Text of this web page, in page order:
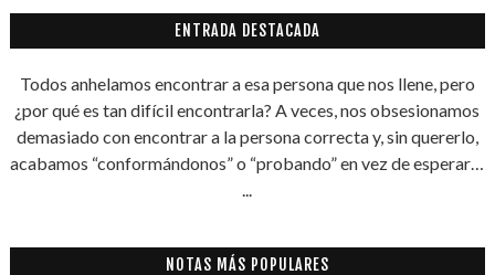
ENTRADA DESTACADA
Todos anhelamos encontrar a esa persona que nos llene, pero
¿por qué es tan difícil encontrarla? A veces, nos obsesionamos
demasiado con encontrar a la persona correcta y, sin quererlo,
acabamos “conformándonos” o “probando” en vez de esperar…
...
NOTAS MÁS POPULARES